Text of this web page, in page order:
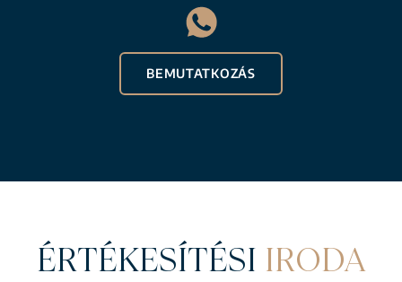
BEMUTATKOZÁS
ÉRTÉKESÍTÉSI IRODA